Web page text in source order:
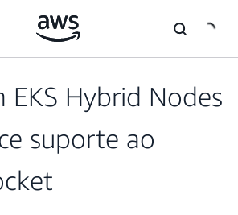
EKS Hybrid Nodes
suporte ao